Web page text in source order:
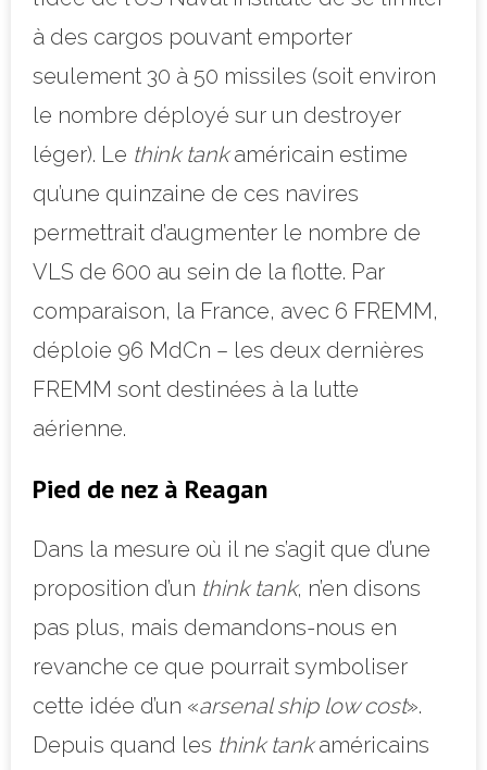
à des cargos pouvant emporter
seulement 30 à 50 missiles (soit environ
le nombre déployé sur un destroyer
léger). Le think tankaméricain estime
qu’une quinzaine de ces navires
permettrait d’augmenter le nombre de
VLS de 600 au sein de la flotte. Par
comparaison, la France, avec 6 FREMM,
déploie 96 MdCn – les deux dernières
FREMM sont destinées à la lutte
aérienne.
Pied de nez à Reagan
Dans la mesure où il ne s’agit que d’une
proposition d’un think tank, n’en disons
pas plus, mais demandons-nous en
revanche ce que pourrait symboliser
cette idée d’un «arsenal ship low cost».
Depuis quand les think tankaméricains